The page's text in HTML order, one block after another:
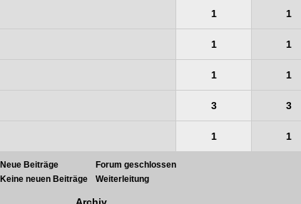
1 1
1 1
1 1
3 3
1 1
Neue Beiträge
Forum geschlossen
Keine neuen Beiträge
Weiterleitung